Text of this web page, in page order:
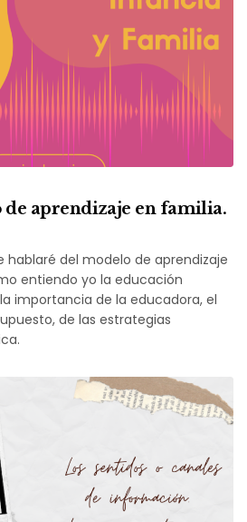
aprendizaje en familia.
hablaré del modelo de aprendizaje
entiendo yo la educación
importancia de la educadora, el
de las estrategias